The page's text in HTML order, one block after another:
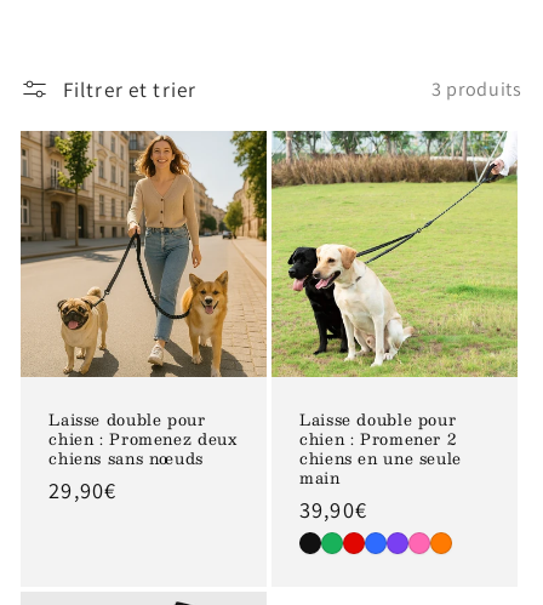
Filtrer et trier 3 produits
Laisse double pour
chien : Promenez deux
chiens sans nœuds
Prix
29,90€
Laisse double pour
chien : Promener 2
chiens en une seule
main
Prix
habituel
39,90€